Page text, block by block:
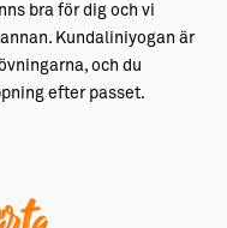
bra för dig och vi
Kundaliniyogan är
och du
efter passet.